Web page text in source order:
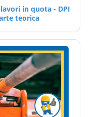
in quota - DPI
teorica